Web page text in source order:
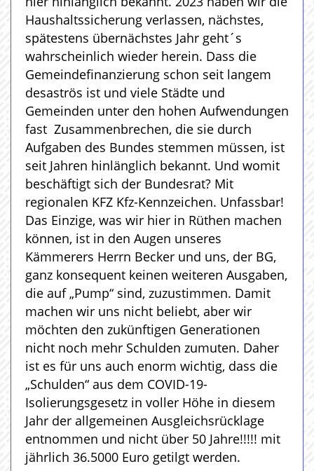
Haushaltssicherung verlassen, nächstes,
spätestens übernächstes Jahr geht´s
wahrscheinlich wieder herein. Dass die
Gemeindefinanzierung schon seit langem
desaströs ist und viele Städte und
Gemeinden unter den hohen Aufwendungen
fast Zusammenbrechen, die sie durch
Aufgaben des Bundes stemmen müssen, ist
seit Jahren hinlänglich bekannt. Und womit
beschäftigt sich der Bundesrat? Mit
regionalen KFZ Kfz-Kennzeichen. Unfassbar!
Das Einzige, was wir hier in Rüthen machen
können, ist in den Augen unseres
Kämmerers Herrn Becker und uns, der BG,
ganz konsequent keinen weiteren Ausgaben,
die auf „Pump“ sind, zuzustimmen. Damit
machen wir uns nicht beliebt, aber wir
möchten den zukünftigen Generationen
nicht noch mehr Schulden zumuten. Daher
ist es für uns auch enorm wichtig, dass die
„Schulden“ aus dem COVID-19-
Isolierungsgesetz in voller Höhe in diesem
Jahr der allgemeinen Ausgleichsrücklage
entnommen und nicht über 50 Jahre!!!!! mit
jährlich 36.5000 Euro getilgt werden.